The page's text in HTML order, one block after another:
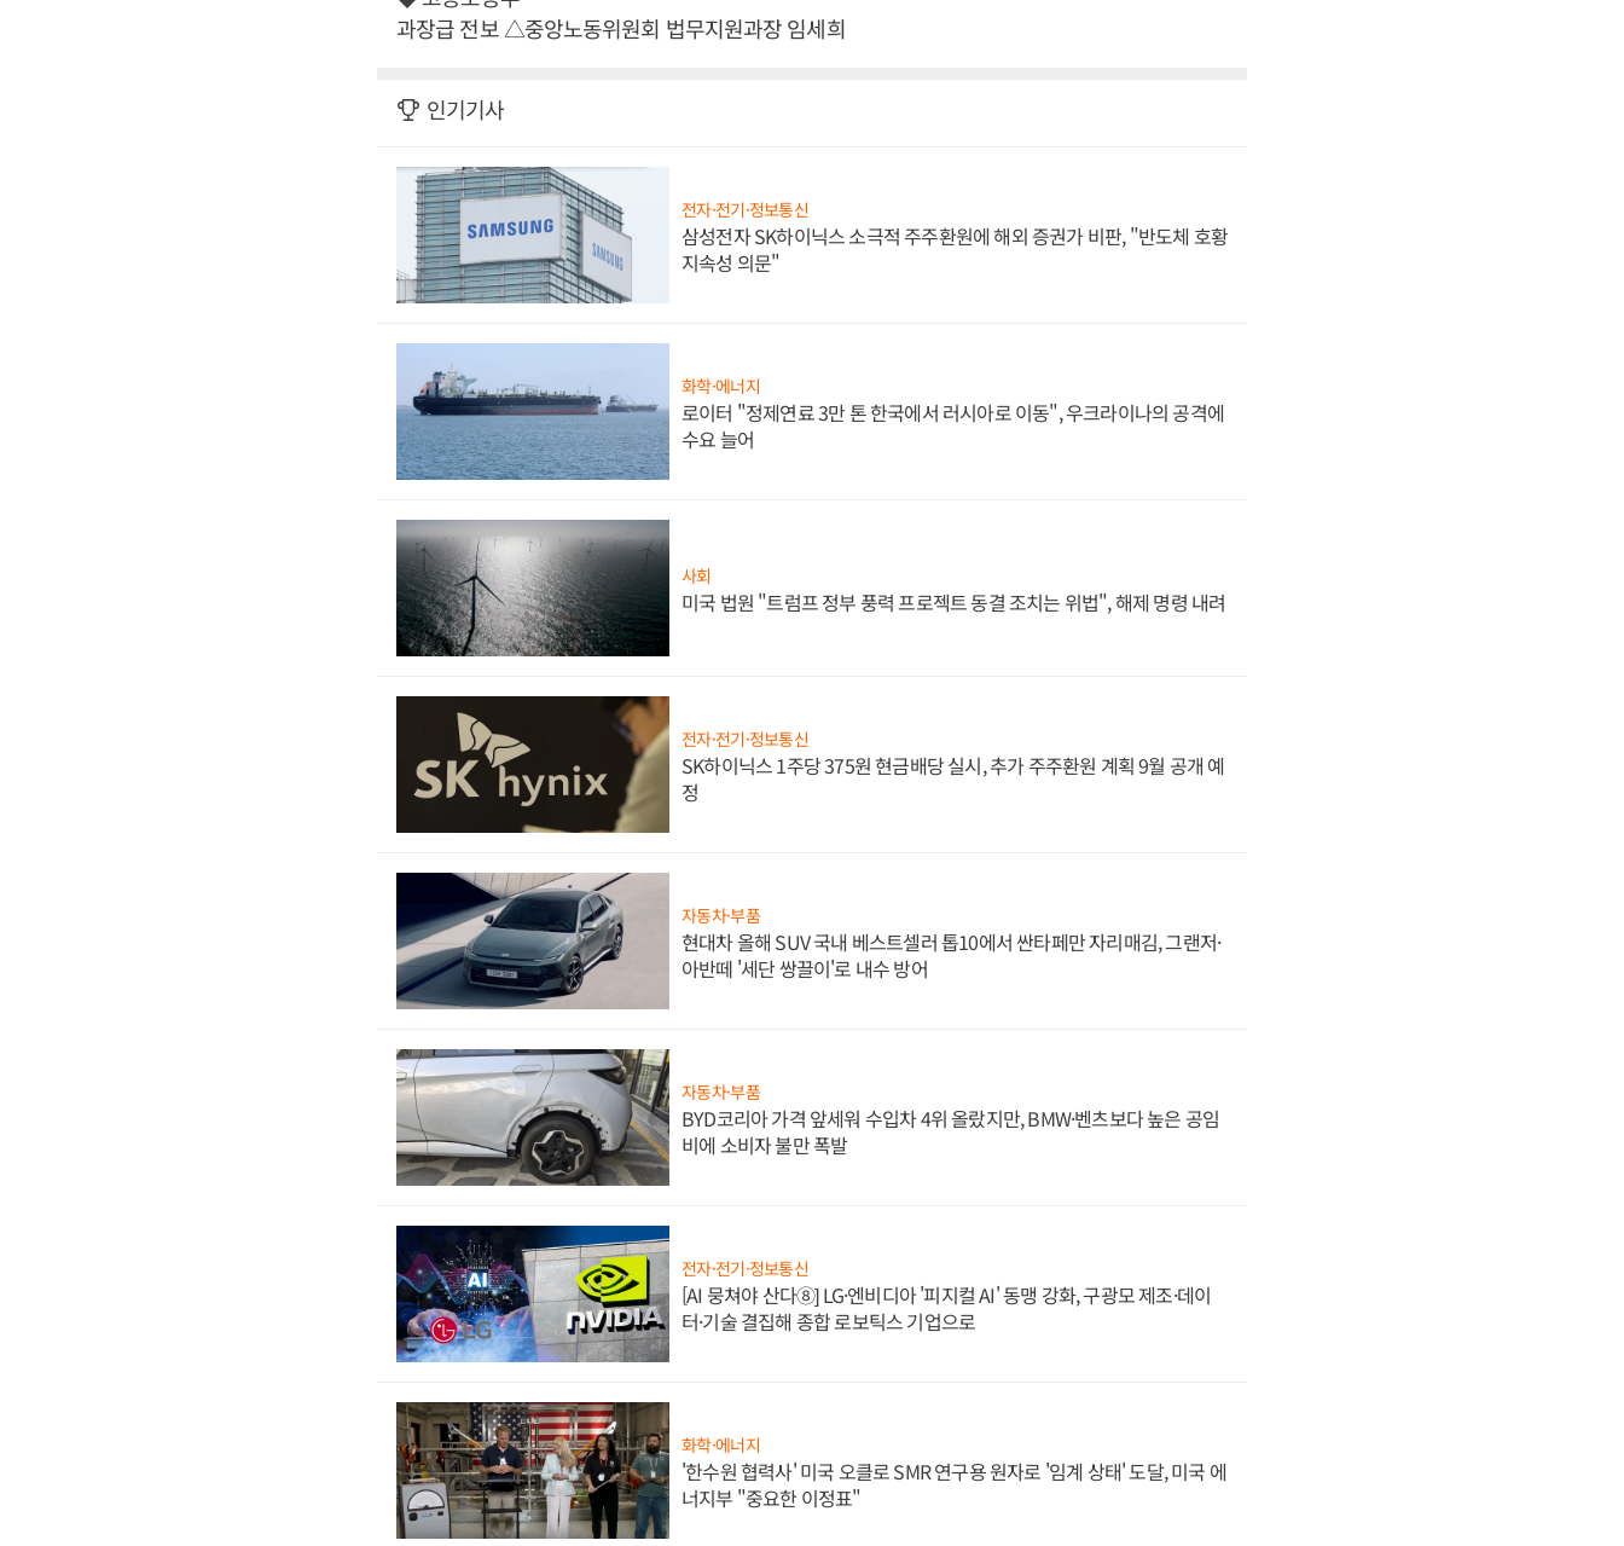
과장급 전보 △중앙노동위원회 법무지원과장 임세희
인기기사
전자·전기·정보통신
삼성전자 SK하이닉스 소극적 주주환원에 해외 증권가 비판, "반도체 호황
지속성 의문"
화학·에너지
로이터 "정제연료 3만 톤 한국에서 러시아로 이동", 우크라이나의 공격에
수요 늘어
사회
미국 법원 "트럼프 정부 풍력 프로젝트 동결 조치는 위법", 해제 명령 내려
전자·전기·정보통신
SK하이닉스 1주당 375원 현금배당 실시, 추가 주주환원 계획 9월 공개 예
정
자동차·부품
현대차 올해 SUV 국내 베스트셀러 톱10에서 싼타페만 자리매김, 그랜저·
아반떼 '세단 쌍끌이'로 내수 방어
자동차·부품
BYD코리아 가격 앞세워 수입차 4위 올랐지만, BMW·벤츠보다 높은 공임
비에 소비자 불만 폭발
전자·전기·정보통신
[AI 뭉쳐야 산다⑧] LG·엔비디아 '피지컬 AI' 동맹 강화, 구광모 제조·데이
터·기술 결집해 종합 로보틱스 기업으로
화학·에너지
'한수원 협력사' 미국 오클로 SMR 연구용 원자로 '임계 상태' 도달, 미국 에
너지부 "중요한 이정표"